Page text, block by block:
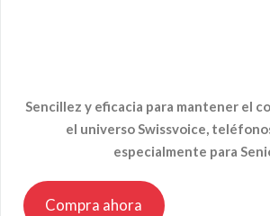
Sencillez y eficacia para mantener el
el universo Swissvoice,
especialmente para
Compra ahora